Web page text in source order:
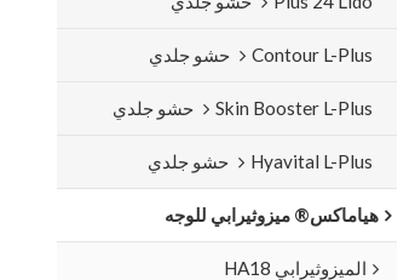
Contour L-Plus حشو جلدي
Skin Booster L-Plus حشو جلدي
Hyavital L-Plus حشو جلدي
هياماكس® ميزوثيرابي للوجه
الميزوثيرابي HA18